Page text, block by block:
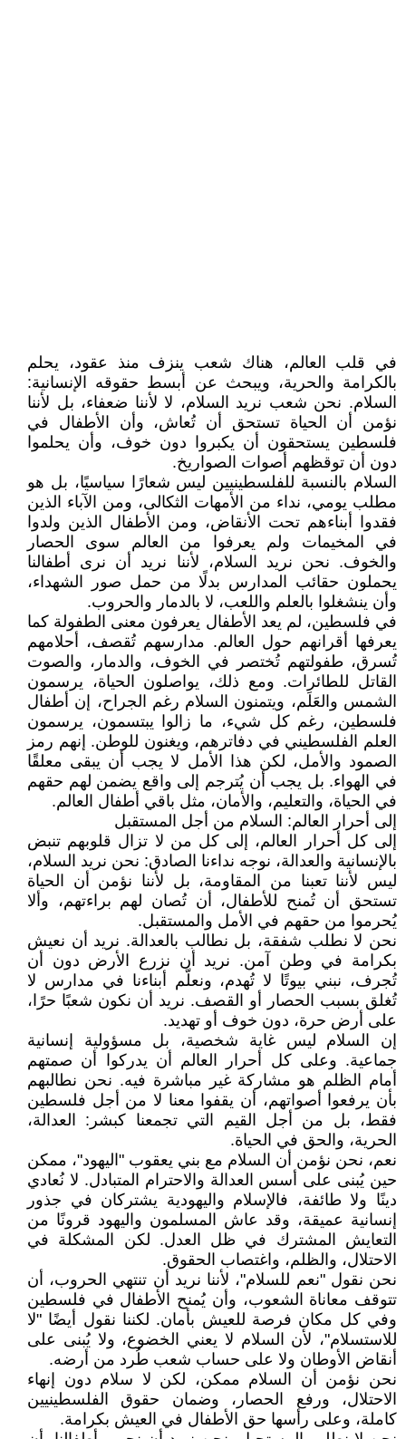
في قلب العالم، هناك شعب ينزف منذ عقود، يحلم
بالكرامة والحرية، ويبحث عن أبسط حقوقه الإنسانية:
السلام. نحن شعب نريد السلام، لا لأننا ضعفاء، بل لأننا
نؤمن أن الحياة تستحق أن تُعاش، وأن الأطفال في
فلسطين يستحقون أن يكبروا دون خوف، وأن يحلموا
دون أن توقظهم أصوات الصواريخ.
السلام بالنسبة للفلسطينيين ليس شعارًا سياسيًا، بل هو
مطلب يومي، نداء من الأمهات الثكالى، ومن الآباء الذين
فقدوا أبناءهم تحت الأنقاض، ومن الأطفال الذين ولدوا
في المخيمات ولم يعرفوا من العالم سوى الحصار
والخوف. نحن نريد السلام، لأننا نريد أن نرى أطفالنا
يحملون حقائب المدارس بدلًا من حمل صور الشهداء،
وأن ينشغلوا بالعلم واللعب، لا بالدمار والحروب.
في فلسطين، لم يعد الأطفال يعرفون معنى الطفولة كما
يعرفها أقرانهم حول العالم. مدارسهم تُقصف، أحلامهم
تُسرق، طفولتهم تُختصر في الخوف، والدمار، والصوت
القاتل للطائرات. ومع ذلك، يواصلون الحياة، يرسمون
الشمس والعَلَم، ويتمنون السلام رغم الجراح، إن أطفال
فلسطين، رغم كل شيء، ما زالوا يبتسمون، يرسمون
العلم الفلسطيني في دفاترهم، ويغنون للوطن. إنهم رمز
الصمود والأمل، لكن هذا الأمل لا يجب أن يبقى معلقًا
في الهواء. بل يجب أن يُترجم إلى واقع يضمن لهم حقهم
في الحياة، والتعليم، والأمان، مثل باقي أطفال العالم.
إلى أحرار العالم: السلام من أجل المستقبل
إلى كل أحرار العالم، إلى كل من لا تزال قلوبهم تنبض
بالإنسانية والعدالة، نوجه نداءنا الصادق: نحن نريد السلام،
ليس لأننا تعبنا من المقاومة، بل لأننا نؤمن أن الحياة
تستحق أن تُمنح للأطفال، أن تُصان لهم براءتهم، وألا
يُحرموا من حقهم في الأمل والمستقبل.
نحن لا نطلب شفقة، بل نطالب بالعدالة. نريد أن نعيش
بكرامة في وطن آمن. نريد أن نزرع الأرض دون أن
تُجرف، نبني بيوتًا لا تُهدم، ونعلّم أبناءنا في مدارس لا
تُغلق بسبب الحصار أو القصف. نريد أن نكون شعبًا حرًا،
على أرض حرة، دون خوف أو تهديد.
إن السلام ليس غاية شخصية، بل مسؤولية إنسانية
جماعية. وعلى كل أحرار العالم أن يدركوا أن صمتهم
أمام الظلم هو مشاركة غير مباشرة فيه. نحن نطالبهم
بأن يرفعوا أصواتهم، أن يقفوا معنا لا من أجل فلسطين
فقط، بل من أجل القيم التي تجمعنا كبشر: العدالة،
الحرية، والحق في الحياة.
نعم، نحن نؤمن أن السلام مع بني يعقوب "اليهود"، ممكن
حين يُبنى على أسس العدالة والاحترام المتبادل. لا نُعادي
دينًا ولا طائفة، فالإسلام واليهودية يشتركان في جذور
إنسانية عميقة، وقد عاش المسلمون واليهود قرونًا من
التعايش المشترك في ظل العدل. لكن المشكلة في
الاحتلال، والظلم، واغتصاب الحقوق.
نحن نقول "نعم للسلام"، لأننا نريد أن تنتهي الحروب، أن
تتوقف معاناة الشعوب، وأن يُمنح الأطفال في فلسطين
وفي كل مكان فرصة للعيش بأمان. لكننا نقول أيضًا "لا
للاستسلام"، لأن السلام لا يعني الخضوع، ولا يُبنى على
أنقاض الأوطان ولا على حساب شعب طُرد من أرضه.
نحن نؤمن أن السلام ممكن، لكن لا سلام دون إنهاء
الاحتلال، ورفع الحصار، وضمان حقوق الفلسطينيين
كاملة، وعلى رأسها حق الأطفال في العيش بكرامة.